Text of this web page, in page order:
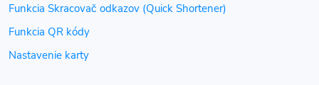
Funkcia Skracovač odkazov (Quick Shortener)
Funkcia QR kódy
Nastavenie karty